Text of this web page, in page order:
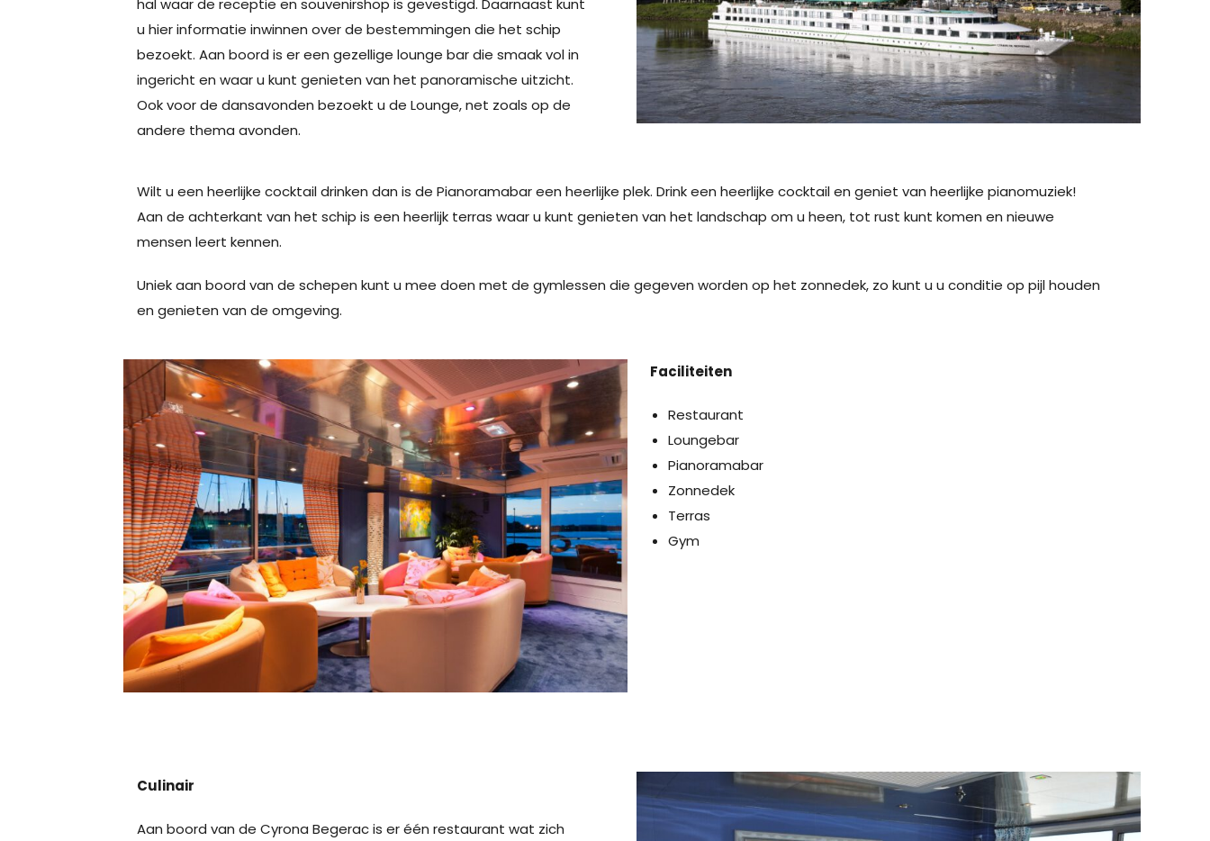
hal waar de receptie en souvenirshop is gevestigd. Daarnaast kunt
u hier informatie inwinnen over de bestemmingen die het schip
bezoekt. Aan boord is er een gezellige lounge bar die smaak vol in
ingericht en waar u kunt genieten van het panoramische uitzicht.
Ook voor de dansavonden bezoekt u de Lounge, net zoals op de
andere thema avonden.
Wilt u een heerlijke cocktail drinken dan is de Pianoramabar een heerlijke plek. Drink een heerlijke cocktail en geniet van heerlijke pianomuziek!
Aan de achterkant van het schip is een heerlijk terras waar u kunt genieten van het landschap om u heen, tot rust kunt komen en nieuwe
mensen leert kennen.
Uniek aan boord van de schepen kunt u mee doen met de gymlessen die gegeven worden op het zonnedek, zo kunt u u conditie op pijl houden
en genieten van de omgeving.
Faciliteiten
Restaurant
Loungebar
Pianoramabar
Zonnedek
Terras
Gym
Culinair
Aan boord van de Cyrona Begerac is er één restaurant wat zich